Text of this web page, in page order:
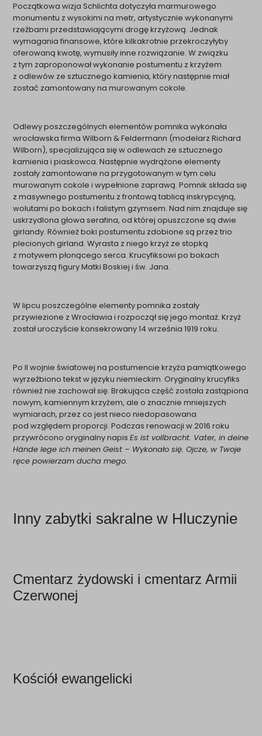
Początkowa wizja Schlichta dotyczyła marmurowego
monumentu z wysokimi na metr, artystycznie wykonanymi
rzeźbami przedstawiającymi drogę krzyżową. Jednak
wymagania finansowe, które kilkakrotnie przekroczyłyby
oferowaną kwotę, wymusiły inne rozwiązanie. W związku
z tym zaproponował wykonanie postumentu z krzyżem
z odlewów ze sztucznego kamienia, który następnie miał
zostać zamontowany na murowanym cokole.
Odlewy poszczególnych elementów pomnika wykonała
wrocławska firma Wilborn & Feldermann (modelarz Richard
Wilborn), specjalizująca się w odlewach ze sztucznego
kamienia i piaskowca. Następnie wydrążone elementy
zostały zamontowane na przygotowanym w tym celu
murowanym cokole i wypełnione zaprawą. Pomnik składa się
z masywnego postumentu z frontową tablicą inskrypcyjną,
wolutami po bokach i falistym gzymsem. Nad nim znajduje się
uskrzydlona głowa serafina, od której opuszczone są dwie
girlandy. Również boki postumentu zdobione są przez trio
plecionych girland. Wyrasta z niego krzyż ze stopką
z motywem płonącego serca. Krucyfiksowi po bokach
towarzyszą figury Matki Boskiej i św. Jana.
W lipcu poszczególne elementy pomnika zostały
przywiezione z Wrocławia i rozpoczął się jego montaż. Krzyż
został uroczyście konsekrowany 14 września 1919 roku.
Po II wojnie światowej na postumencie krzyża pamiątkowego
wyrzeźbiono tekst w języku niemieckim. Oryginalny krucyfiks
również nie zachował się. Brakująca część została zastąpiona
nowym, kamiennym krzyżem, ale o znacznie mniejszych
wymiarach, przez co jest nieco niedopasowana
pod względem proporcji. Podczas renowacji w 2016 roku
przywrócono oryginalny napisEs ist vollbracht. Vater, in deine
Hände lege ich meinen Geist – Wykonało się. Ojcze, w Twoje
ręce powierzam ducha mego.
Inny zabytki sakralne w Hluczynie
Cmentarz żydowski i cmentarz Armii
Czerwonej
Kościół ewangelicki